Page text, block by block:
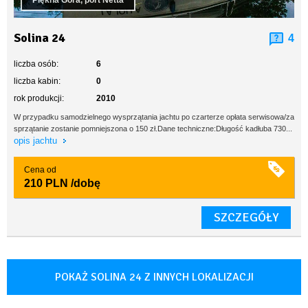
Solina 24 4
liczba osób:
6
liczba kabin:
0
rok produkcji:
2010
W przypadku samodzielnego wysprzątania jachtu po czarterze opłata serwisowa/za
sprzątanie zostanie pomniejszona o 150 zł.Dane techniczne:Długość kadłuba 730...
opis jachtu
Cena od
210 PLN /dobę
SZCZEGÓŁY
POKAŻ SOLINA 24 Z INNYCH LOKALIZACJI